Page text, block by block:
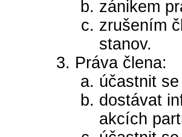
zánikem
zrušením
stanov.
Práva člena:
účastnit
dostávat
akcích